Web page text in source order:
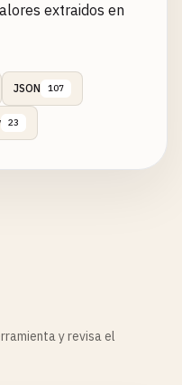
extraidos en
JSON 107
23
y revisa el